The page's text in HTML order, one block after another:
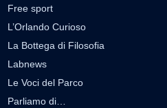
Free sport
L’Orlando Curioso
La Bottega di Filosofia
Labnews
Le Voci del Parco
Parliamo di…